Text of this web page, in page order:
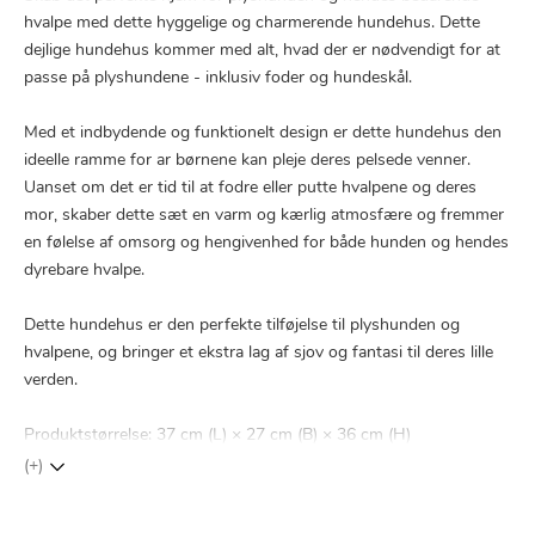
hvalpe med dette hyggelige og charmerende hundehus. Dette
dejlige hundehus kommer med alt, hvad der er nødvendigt for at
passe på plyshundene - inklusiv foder og hundeskål.
Med et indbydende og funktionelt design er dette hundehus den
ideelle ramme for ar børnene kan pleje deres pelsede venner.
Uanset om det er tid til at fodre eller putte hvalpene og deres
mor, skaber dette sæt en varm og kærlig atmosfære og fremmer
en følelse af omsorg og hengivenhed for både hunden og hendes
dyrebare hvalpe.
Dette hundehus er den perfekte tilføjelse til plyshunden og
hvalpene, og bringer et ekstra lag af sjov og fantasi til deres lille
verden.
Produktstørrelse: 37 cm (L) × 27 cm (B) × 36 cm (H)
(+)